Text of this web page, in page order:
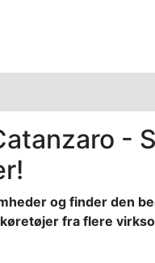
-
og finder den
fra flere